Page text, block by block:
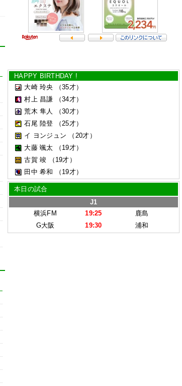
HAPPY BIRTHDAY !
大崎 玲央
（35才）
村上 昌謙
（34才）
荒木 隼人
（30才）
石尾 陸登
（25才）
イ ヨンジュン
（20才）
大藤 颯太
（19才）
古賀 竣
（19才）
田中 希和
（19才）
本日の試合
J1
横浜FM
19:25
鹿島
G大阪
19:30 浦和